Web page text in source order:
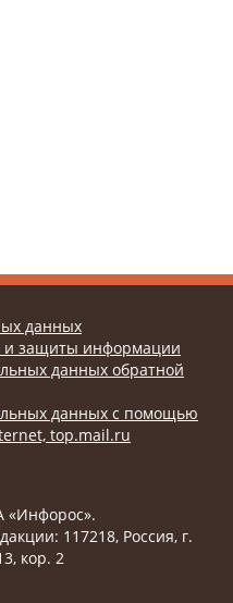
данных
и защиты информации
данных обратной
данных с помощью
top.mail.ru
«Инфорос».
117218, Россия, г.
кор. 2